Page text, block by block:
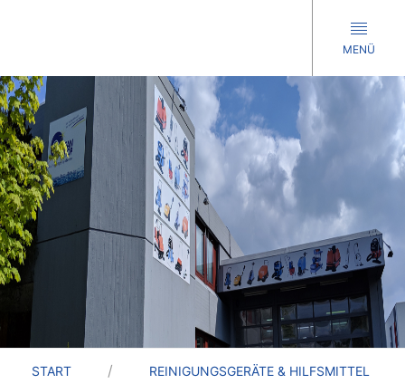
MENÜ
START
REINIGUNGSGERÄTE & HILFSMITTEL